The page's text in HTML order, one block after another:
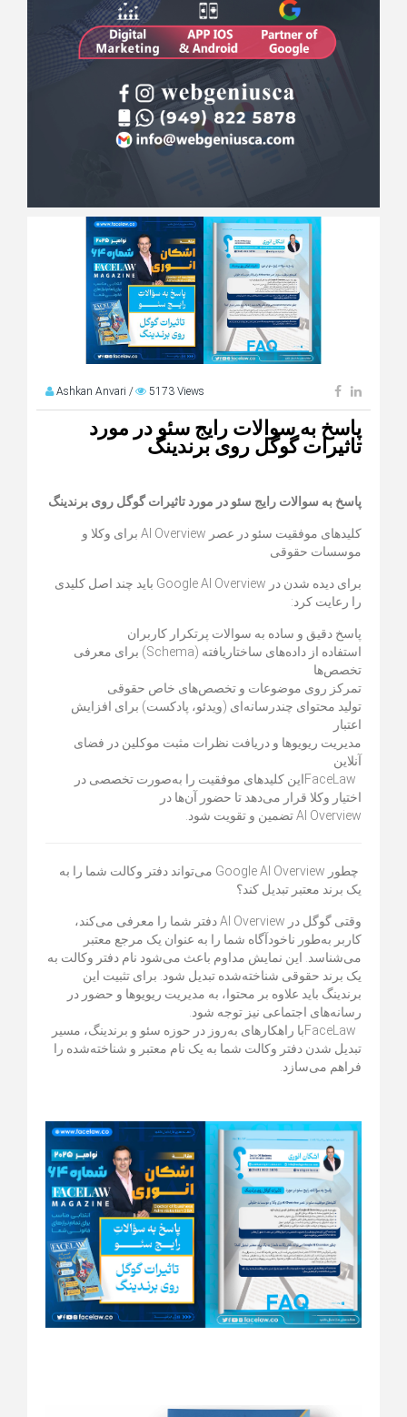
Ashkan Anvari / 5173 Views
پاسخ به سوالات رایج سئو در مورد
تاثیرات گوگل روی برندینگ
پاسخ به سوالات رایج سئو در مورد تاثیرات گوگل روی برندینگ
کلیدهای موفقیت سئو در عصر AI Overview برای وکلا و
موسسات حقوقی
برای دیده شدن در Google AI Overview باید چند اصل کلیدی
را رعایت کرد:
پاسخ دقیق و ساده به سوالات پرتکرار کاربران
استفاده از داده‌های ساختاریافته (Schema) برای معرفی
تخصص‌ها
تمرکز روی موضوعات و تخصص‌های خاص حقوقی
تولید محتوای چندرسانه‌ای (ویدئو، پادکست) برای افزایش
اعتبار
مدیریت ریویوها و دریافت نظرات مثبت موکلین در فضای
آنلاین
FaceLawاین کلیدهای موفقیت را به‌صورت تخصصی در
اختیار وکلا قرار می‌دهد تا حضور آن‌ها در
AI Overviewتضمین و تقویت شود.
چطور Google AI Overview می‌تواند دفتر وکالت شما را به
یک برند معتبر تبدیل کند؟
وقتی گوگل در AI Overviewدفتر شما را معرفی می‌کند،
کاربر به‌طور ناخودآگاه شما را به عنوان یک مرجع معتبر
می‌شناسد. این نمایش مداوم باعث می‌شود نام دفتر وکالت به
یک برند حقوقی شناخته‌شده تبدیل شود. برای تثبیت این
برندینگ باید علاوه بر محتوا، به مدیریت ریویوها و حضور در
رسانه‌های اجتماعی نیز توجه شود.
FaceLawبا راهکارهای به‌روز در حوزه سئو و برندینگ، مسیر
تبدیل شدن دفتر وکالت شما به یک نام معتبر و شناخته‌شده را
فراهم می‌سازد.